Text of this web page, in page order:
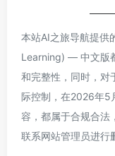
本站AI之旅导航提供
Learning) — 中文版
和完整性，同时，对
际控制，在2026年5
容，都属于合规合法
联系网站管理员进行